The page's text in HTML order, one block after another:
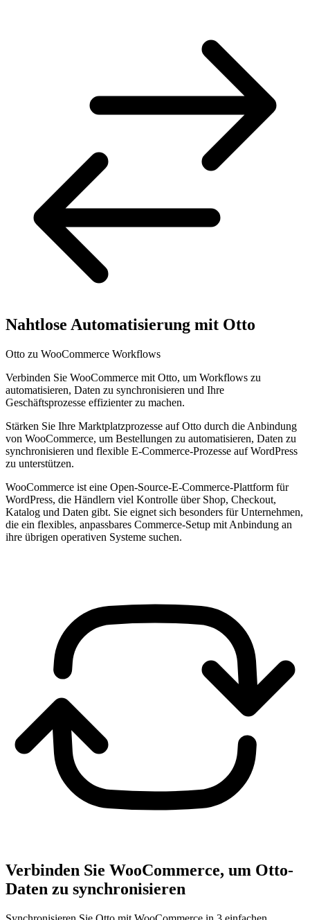
Nahtlose Automatisierung mit Otto
Otto zu WooCommerce Workflows
Verbinden Sie WooCommerce mit Otto, um Workflows zu
automatisieren, Daten zu synchronisieren und Ihre
Geschäftsprozesse effizienter zu machen.
Stärken Sie Ihre Marktplatzprozesse auf Otto durch die Anbindung
von WooCommerce, um Bestellungen zu automatisieren, Daten zu
synchronisieren und flexible E-Commerce-Prozesse auf WordPress
zu unterstützen.
WooCommerce ist eine Open-Source-E-Commerce-Plattform für
WordPress, die Händlern viel Kontrolle über Shop, Checkout,
Katalog und Daten gibt. Sie eignet sich besonders für Unternehmen,
die ein flexibles, anpassbares Commerce-Setup mit Anbindung an
ihre übrigen operativen Systeme suchen.
Verbinden Sie WooCommerce, um Otto-
Daten zu synchronisieren